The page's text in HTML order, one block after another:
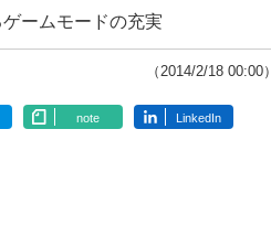
ームモードの充実
（2014/2/18 00:00）
note LinkedIn